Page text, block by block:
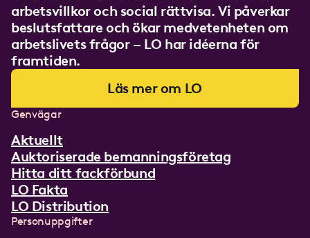
arbetsvillkor och social rättvisa. Vi påverkar
beslutsfattare och ökar medvetenheten om
arbetslivets frågor – LO har idéerna för
framtiden.
Läs mer om LO
Genvägar
Aktuellt
Auktoriserade bemanningsföretag
Hitta ditt fackförbund
LO Fakta
LO Distribution
Personuppgifter